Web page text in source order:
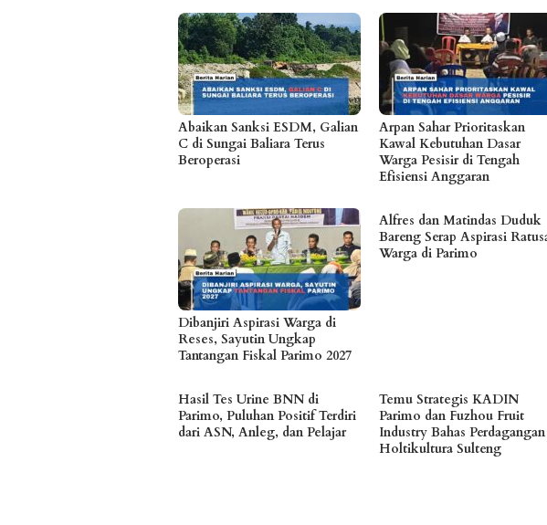
Abaikan Sanksi ESDM, Galian
C di Sungai Baliara Terus
Beroperasi
Arpan Sahar Prioritaskan
Kawal Kebutuhan Dasar
Warga Pesisir di Tengah
Efisiensi Anggaran
Dibanjiri Aspirasi Warga di
Reses, Sayutin Ungkap
Tantangan Fiskal Parimo 2027
Alfres dan Matindas Duduk
Bareng Serap Aspirasi
Warga di Parimo
Hasil Tes Urine BNN di
Parimo, Puluhan Positif Terdiri
dari ASN, Anleg, dan Pelajar
Temu Strategis KADIN
Parimo dan Fuzhou Fruit
Industry Bahas Perdagangan
Holtikultura Sulteng